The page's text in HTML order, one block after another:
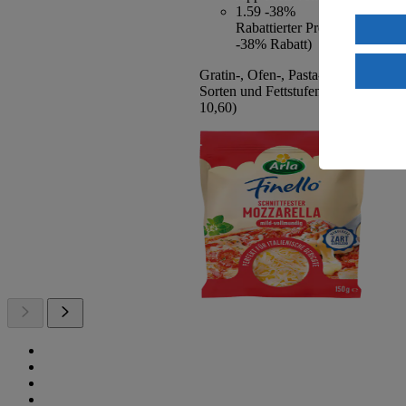
1.59 -38%
Rabattierter Preis von 1.59€
-38% Rabatt)
Gratin-, Ofen-, Pasta- oder
Sorten und Fettstufen, 150g
10,60)
Wenn
ein,
einem
Risiko